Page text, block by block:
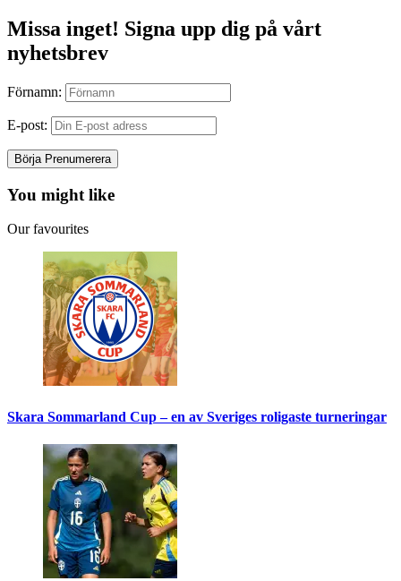
Missa inget! Signa upp dig på vårt
nyhetsbrev
Förnamn:
E-post:
You might like
Our favourites
Skara Sommarland Cup – en av Sveriges roligaste turneringar